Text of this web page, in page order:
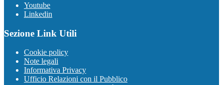
Youtube
Linkedin
Sezione Link Utili
Cookie policy
Note legali
Informativa Privacy
Ufficio Relazioni con il Pubblico